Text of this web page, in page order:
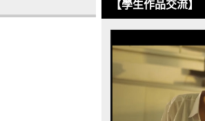
【學生作品交流】